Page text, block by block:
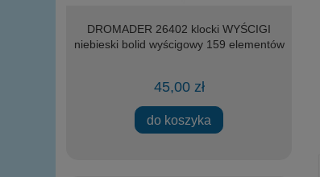
DROMADER 26402 klocki WYŚCIGI
niebieski bolid wyścigowy 159 elementów
45,00 zł
do koszyka